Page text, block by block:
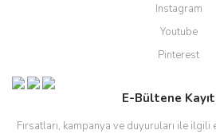
Instagram
Youtube
Pinterest
E-Bültene
Fırsatları, kampanya ve duyuruları ile